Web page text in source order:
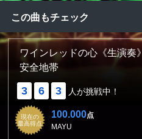
この曲もチェック
ワインレッドの心《生演奏》
安全地帯
3 6 3 人が挑戦中！
現在の
最高得点
100.000点
MAYU